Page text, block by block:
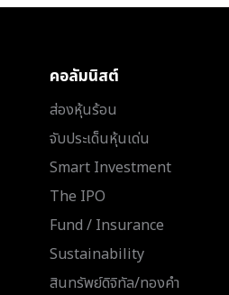
คอลัมนิสต์
ส่องหุ้นร้อน
จับประเด็นหุ้นเด่น
Smart Investment
The IPO
Fund / Insurance
Sustainability
สินทรัพย์ดิจิทัล/ทองคำ